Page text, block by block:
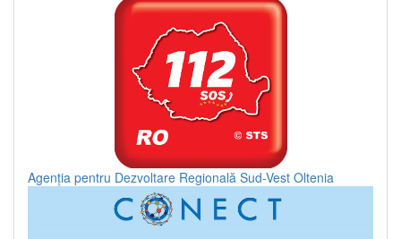
Agenția pentru Dezvoltare Regională Sud-Vest Oltenia